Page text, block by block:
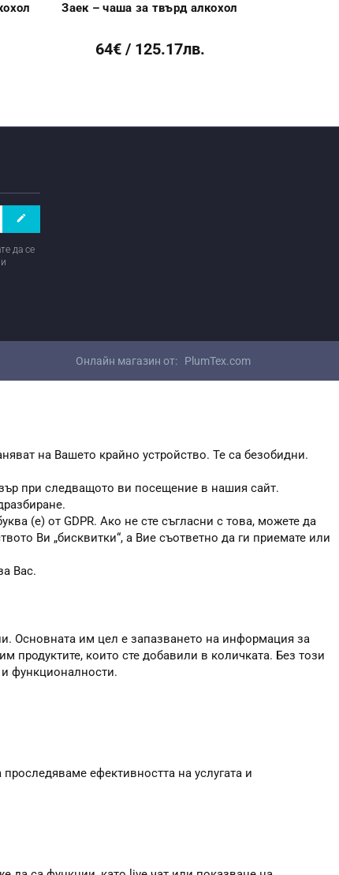
Заек – чаша за твърд алкохол
64€ / 125.17лв.
create
да се
Онлайн магазин от: PlumTex.com
на Вашето крайно устройство. Те са безобидни.
при следващото ви посещение в нашия сайт.
(е) от GDPR. Ако не сте съгласни с това, можете да
Ви „бисквитки“, а Вие съответно да ги приемате или
Вас.
Основната им цел е запазването на информация за
продуктите, които сте добавили в количката. Без този
функционалности.
ефективността на услугата и